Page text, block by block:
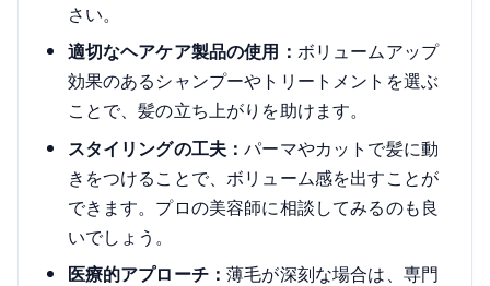
さい。
適切なヘアケア製品の使用： ボリュームアップ
効果のあるシャンプーやトリートメントを選ぶ
ことで、髪の立ち上がりを助けます。
スタイリングの工夫：パーマやカットで髪に動
きをつけることで、ボリューム感を出すことが
できます。プロの美容師に相談してみるのも良
いでしょう。
医療的アプローチ：薄毛が深刻な場合は、専門